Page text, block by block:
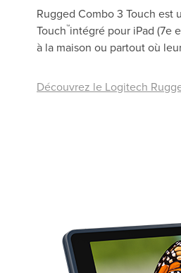
Rugged Combo 3 Touch
Touch™intégré pour iPad (7e
à la maison ou partout où
Découvrez le Logitech